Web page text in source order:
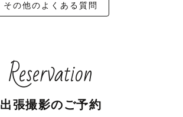
その他のよくある質問
Reservation
出張撮影のご予約